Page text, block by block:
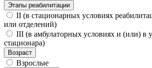
Этапы реабилитации
II (в стационарных условиях
или отделений)
III (в амбулаторных условиях и (или) в
стационара)
Возраст
Взрослые